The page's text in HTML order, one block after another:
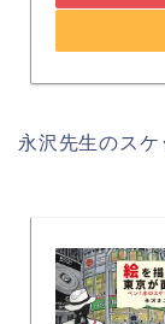
永沢先生のスケ